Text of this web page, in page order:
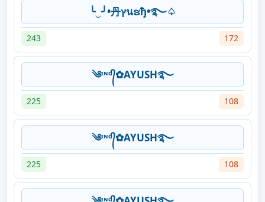
╰‿╯•丹ץนຮђ•࿐♤
243 172
༄ᶦᶰᵈ᭄✿AYUSH࿐
225 108
༄ᶦᶰᵈ᭄✿AYUSH࿐
225 108